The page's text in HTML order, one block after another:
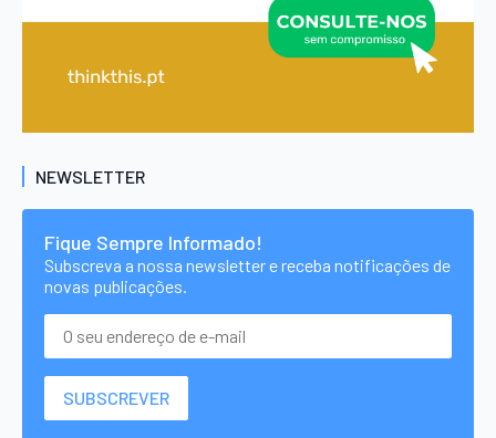
NEWSLETTER
Fique Sempre Informado!
Subscreva a nossa newsletter e receba notificações de
novas publicações.